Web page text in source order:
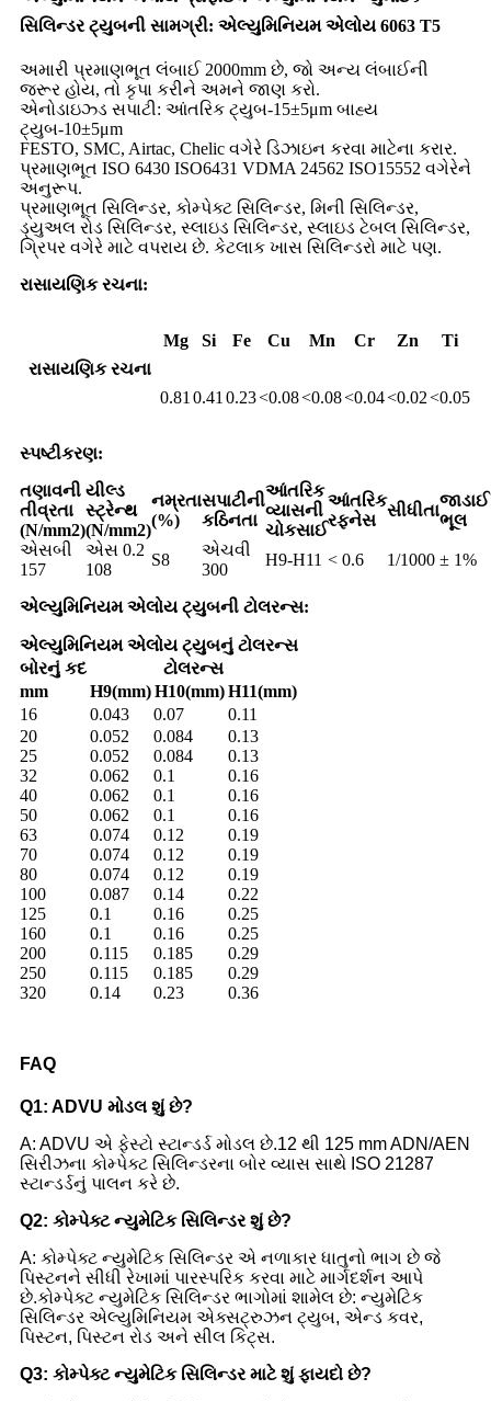
સિલિન્ડર ટ્યુબની સામગ્રી: એલ્યુમિનિયમ એલોય 6063 T5
અમારી પ્રમાણભૂત લંબાઈ 2000mm છે, જો અન્ય લંબાઈની
જરૂર હોય, તો કૃપા કરીને અમને જાણ કરો.
એનોડાઇઝ્ડ સપાટી: આંતરિક ટ્યુબ-15±5μm બાહ્ય
ટ્યુબ-10±5μm
FESTO, SMC, Airtac, Chelic વગેરે ડિઝાઇન કરવા માટેના કરાર.
પ્રમાણભૂત ISO 6430 ISO6431 VDMA 24562 ISO15552 વગેરેને
અનુરૂપ.
પ્રમાણભૂત સિલિન્ડર, કોમ્પેક્ટ સિલિન્ડર, મિની સિલિન્ડર,
ડ્યુઅલ રોડ સિલિન્ડર, સ્લાઇડ સિલિન્ડર, સ્લાઇડ ટેબલ સિલિન્ડર,
ગ્રિપર વગેરે માટે વપરાય છે. કેટલાક ખાસ સિલિન્ડરો માટે પણ.
રાસાયણિક રચના:
રાસાયણિક રચના
Mg Si Fe Cu Mn Cr Zn Ti
0.81 0.41 0.23<0.08<0.08<0.04<0.02<0.05
સ્પષ્ટીકરણ:
તણાવની
તીવ્રતા
(N/mm2)
યીલ્ડ
સ્ટ્રેન્થ
(N/mm2)
નમ્રતા
(%)
સપાટીની
કઠિનતા
આંતરિક
વ્યાસની
ચોકસાઈ
આંતરિક
રફનેસ
સીધીતા
જાડાઈ
ભૂલ
એસબી
157
એસ 0.2
108
S8
એચવી
300
H9-H11 < 0.6 1/1000 ± 1%
એલ્યુમિનિયમ એલોય ટ્યુબની ટોલરન્સ:
એલ્યુમિનિયમ એલોય ટ્યુબનું ટોલરન્સ
બોરનું કદ
ટોલરન્સ
mm
H9(mm)H10(mm) H11(mm)
16
0.043 0.07
0.11
20
0.052 0.084
0.13
25
0.052 0.084
0.13
32
0.062 0.1
0.16
40
0.062 0.1
0.16
50
0.062 0.1
0.16
63
0.074 0.12
0.19
70
0.074 0.12
0.19
80
0.074 0.12
0.19
100
0.087 0.14
0.22
125
0.1 0.16
0.25
160
0.1 0.16
0.25
200
0.115 0.185
0.29
250
0.115 0.185
0.29
320
0.14 0.23 0.36
FAQ
Q1: ADVU મોડલ શું છે?
A: ADVU એ ફેસ્ટો સ્ટાન્ડર્ડ મોડલ છે.12 થી 125 mm ADN/AEN
સિરીઝના કોમ્પેક્ટ સિલિન્ડરના બોર વ્યાસ સાથે ISO 21287
સ્ટાન્ડર્ડનું પાલન કરે છે.
Q2: કોમ્પેક્ટ ન્યુમેટિક સિલિન્ડર શું છે?
A: કોમ્પેક્ટ ન્યુમેટિક સિલિન્ડર એ નળાકાર ધાતુનો ભાગ છે જે
પિસ્ટનને સીધી રેખામાં પારસ્પરિક કરવા માટે માર્ગદર્શન આપે
છે.કોમ્પેક્ટ ન્યુમેટિક સિલિન્ડર ભાગોમાં શામેલ છે: ન્યુમેટિક
સિલિન્ડર એલ્યુમિનિયમ એક્સટ્રુઝન ટ્યુબ, એન્ડ કવર,
પિસ્ટન, પિસ્ટન રોડ અને સીલ કિટ્સ.
Q3: કોમ્પેક્ટ ન્યુમેટિક સિલિન્ડર માટે શું ફાયદો છે?